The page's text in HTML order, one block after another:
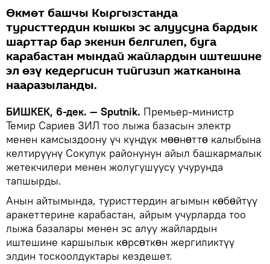
Өкмөт башчы Кыргызстанда
туристтердин кышкы эс алуусуна бардык
шарттар бар экенин белгилеп, буга
карабастан мындай жайлардын иштешине
эл өзү кедергисин тийгизип жатканына
нааразыланды.
БИШКЕК, 6-дек. — Sputnik. Премьер-министр
Темир Сариев ЗИЛ тоо лыжа базасын электр
менен камсыздоону үч күндүк мɵɵнɵттɵ калыбына
келтирүүнү Сокулук районунун айыл башкармалык
жетекчилери менен жолугушуусу учурунда
тапшырды.
Анын айтымында, туристтердин агымын кɵбɵйтүү
аракеттерине карабастан, айрым учурларда тоо
лыжа базалары менен эс алуу жайлардын
иштешине каршылык кɵрсɵткɵн жергиликтүү
элдин тоскоолдуктары кездешет.